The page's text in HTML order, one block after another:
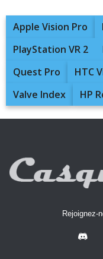
Apple Vision Pro
PlayStation VR 2
Quest Pro
HTC
Valve Index
HP
Rejoignez-